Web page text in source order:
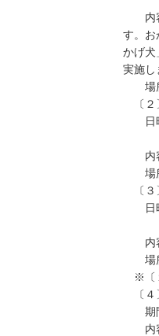
内容
す。お
かげ犬
実施し
場所
〔２
日時
①11
内容
場所
〔３
日時
①10
内容
場所
※〔
〔４
期間
内容